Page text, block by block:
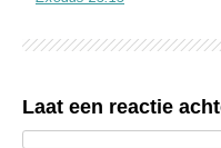
Laat een reactie